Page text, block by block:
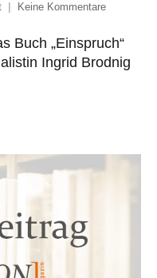
Keine Kommentare
Buch „Einspruch“
Ingrid Brodnig